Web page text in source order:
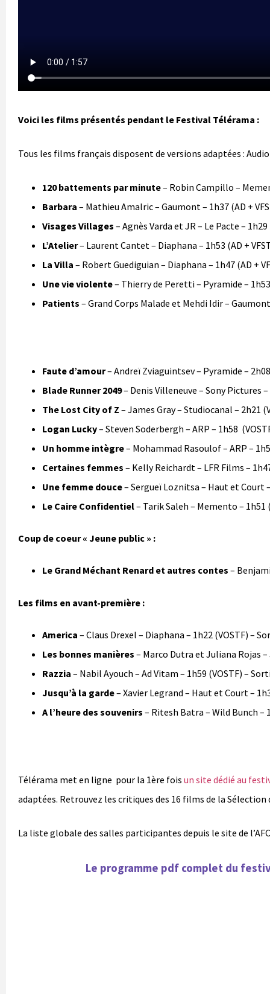
Voici les films présentés pendant le Festival Télérama :
Tous les films français disposent de versions adaptées :
120 battements par minute– Robin Campillo –
Barbara – Mathieu Amalric – Gaumont – 1h37 (AD +
Visages Villages – Agnès Varda et JR – Le Pacte – 1h29
L’Atelier– Laurent Cantet – Diaphana – 1h53 (AD +
La Villa – Robert Guediguian – Diaphana – 1h47 (AD +
Une vie violente– Thierry de Peretti – Pyramide – 1h53
Patients – Grand Corps Malade et Mehdi Idir –
Faute d’amour– Andreï Zviaguintsev – Pyramide –
Blade Runner 2049– Denis Villeneuve – Sony Pictures –
The Lost City of Z – James Gray – Studiocanal – 2h21
Logan Lucky– Steven Soderbergh – ARP – 1h58
Un homme intègre– Mohammad Rasoulof – ARP –
Certaines femmes – Kelly Reichardt – LFR Films –
Une femme douce– Sergueï Loznitsa – Haut et Court
Le Caire Confidentiel– Tarik Saleh – Memento – 1h51
Coup de coeur « Jeune public » :
Le Grand Méchant Renard et autres contes –
Les films en avant-première :
America – Claus Drexel – Diaphana – 1h22 (VOSTF) –
Les bonnes manières – Marco Dutra et Juliana Rojas
Razzia – Nabil Ayouch – Ad Vitam – 1h59 (VOSTF) –
Jusqu’à la garde– Xavier Legrand – Haut et Court –
A l’heure des souvenirs – Ritesh Batra – Wild Bunch –
Télérama met en ligne pour la 1ère fois un site dédié au
adaptées. Retrouvez les critiques des 16 films de la Sélection
La liste globale des salles participantes depuis le site de
Le programme pdf complet du